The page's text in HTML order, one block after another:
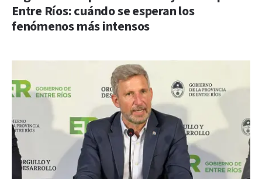
Entre Ríos: cuándo se esperan los
fenómenos más intensos